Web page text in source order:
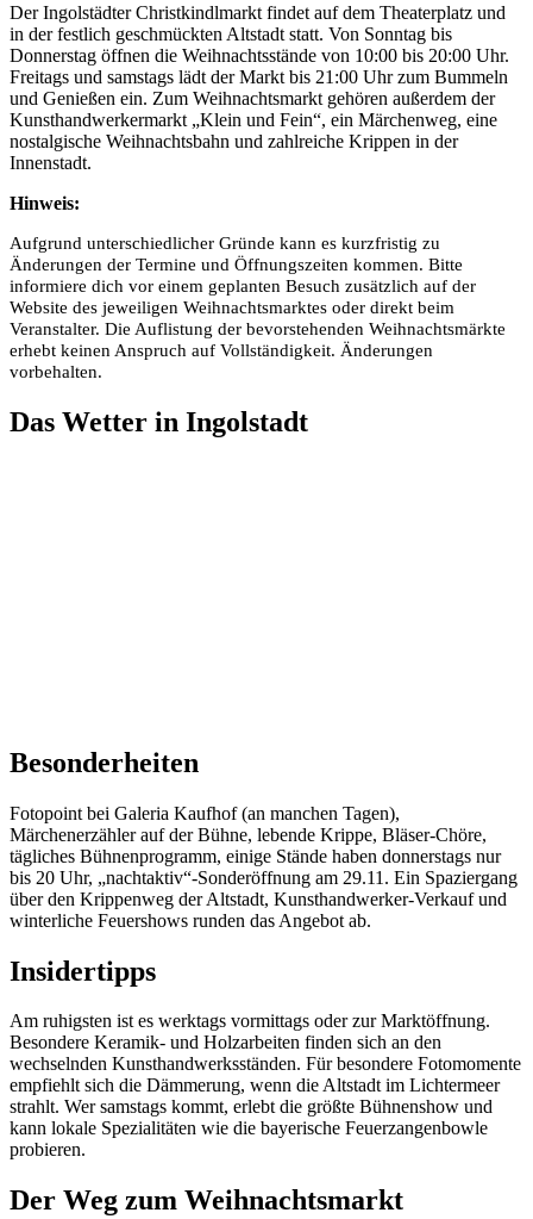
Der Ingolstädter Christkindlmarkt findet auf dem Theaterplatz und
in der festlich geschmückten Altstadt statt. Von Sonntag bis
Donnerstag öffnen die Weihnachtsstände von 10:00 bis 20:00 Uhr.
Freitags und samstags lädt der Markt bis 21:00 Uhr zum Bummeln
und Genießen ein. Zum Weihnachtsmarkt gehören außerdem der
Kunsthandwerkermarkt „Klein und Fein“, ein Märchenweg, eine
nostalgische Weihnachtsbahn und zahlreiche Krippen in der
Innenstadt.
Hinweis:
Aufgrund unterschiedlicher Gründe kann es kurzfristig zu
Änderungen der Termine und Öffnungszeiten kommen. Bitte
informiere dich vor einem geplanten Besuch zusätzlich auf der
Website des jeweiligen Weihnachtsmarktes oder direkt beim
Veranstalter. Die Auflistung der bevorstehenden Weihnachtsmärkte
erhebt keinen Anspruch auf Vollständigkeit. Änderungen
vorbehalten.
Das Wetter in Ingolstadt
Besonderheiten
Fotopoint bei Galeria Kaufhof (an manchen Tagen),
Märchenerzähler auf der Bühne, lebende Krippe, Bläser-Chöre,
tägliches Bühnenprogramm, einige Stände haben donnerstags nur
bis 20 Uhr, „nachtaktiv“-Sonderöffnung am 29.11. Ein Spaziergang
über den Krippenweg der Altstadt, Kunsthandwerker-Verkauf und
winterliche Feuershows runden das Angebot ab.
Insidertipps
Am ruhigsten ist es werktags vormittags oder zur Marktöffnung.
Besondere Keramik- und Holzarbeiten finden sich an den
wechselnden Kunsthandwerksständen. Für besondere Fotomomente
empfiehlt sich die Dämmerung, wenn die Altstadt im Lichtermeer
strahlt. Wer samstags kommt, erlebt die größte Bühnenshow und
kann lokale Spezialitäten wie die bayerische Feuerzangenbowle
probieren.
Der Weg zum Weihnachtsmarkt